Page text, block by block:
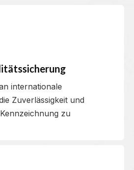
internationale
Zuverlässigkeit und
zu